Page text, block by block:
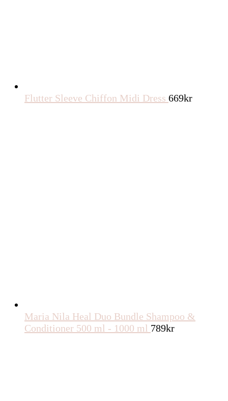
Flutter Sleeve Chiffon Midi Dress 669kr
Maria Nila Heal Duo Bundle Shampoo &
Conditioner 500 ml - 1000 ml 789kr